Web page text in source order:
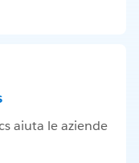
aiuta le aziende